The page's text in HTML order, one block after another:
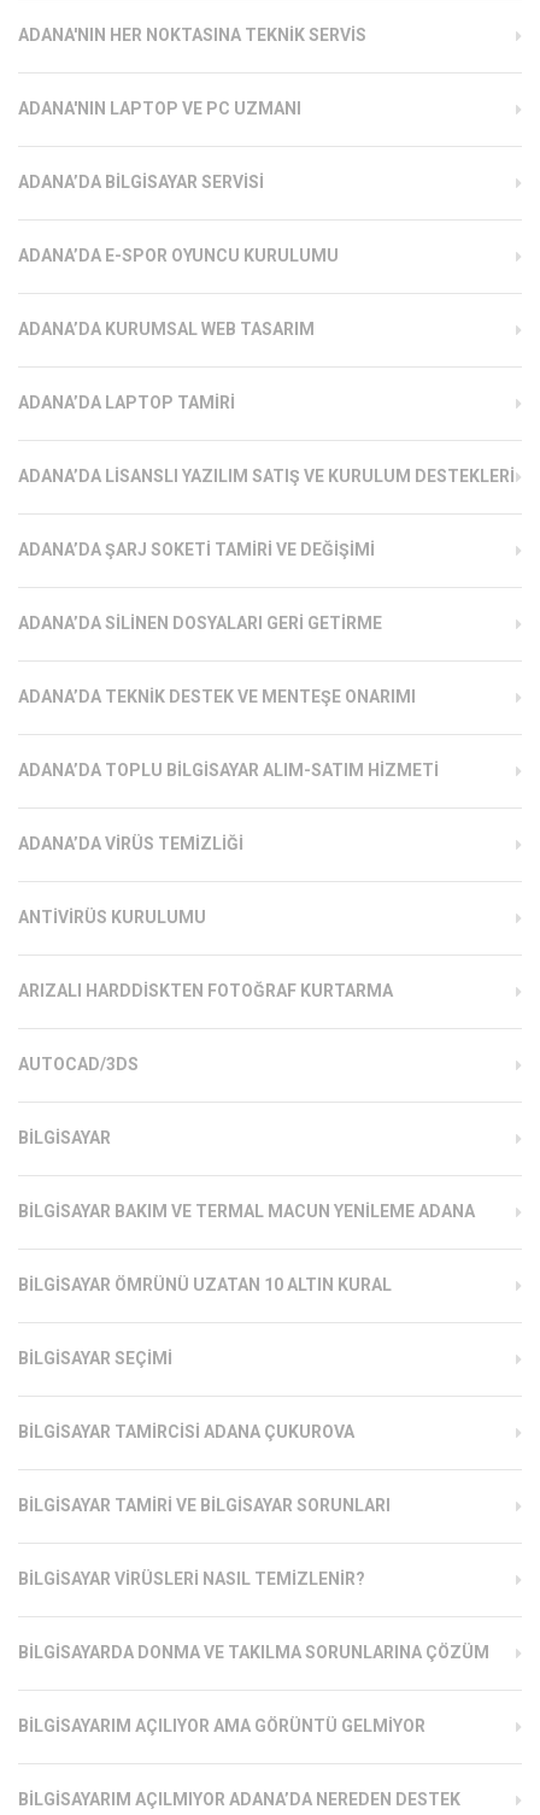
ADANA'NIN HER NOKTASINA TEKNIK SERVIS
ADANA'NIN LAPTOP VE PC UZMANI
ADANA’DA BILGISAYAR SERVISI
ADANA’DA E-SPOR OYUNCU KURULUMU
ADANA’DA KURUMSAL WEB TASARIM
ADANA’DA LAPTOP TAMIRI
ADANA’DA LISANSLI YAZILIM SATIŞ VE KURULUM DESTEKLERI
ADANA’DA ŞARJ SOKETI TAMIRI VE DEĞIŞIMI
ADANA’DA SILINEN DOSYALARI GERI GETIRME
ADANA’DA TEKNIK DESTEK VE MENTEŞE ONARIMI
ADANA’DA TOPLU BILGISAYAR ALIM-SATIM HIZMETI
ADANA’DA VIRÜS TEMIZLIĞI
ANTIVIRÜS KURULUMU
ARIZALI HARDDISKTEN FOTOĞRAF KURTARMA
AUTOCAD/3DS
BILGISAYAR
BILGISAYAR BAKIM VE TERMAL MACUN YENILEME ADANA
BILGISAYAR ÖMRÜNÜ UZATAN 10 ALTIN KURAL
BILGISAYAR SEÇIMI
BILGISAYAR TAMIRCISI ADANA ÇUKUROVA
BILGISAYAR TAMIRI VE BILGISAYAR SORUNLARI
BILGISAYAR VIRÜSLERI NASIL TEMIZLENIR?
BILGISAYARDA DONMA VE TAKILMA SORUNLARINA ÇÖZÜM
BILGISAYARIM AÇILIYOR AMA GÖRÜNTÜ GELMIYOR
BILGISAYARIM AÇILMIYOR ADANA’DA NEREDEN DESTEK